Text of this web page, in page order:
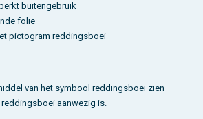
buitengebruik
folie
pictogram reddingsboei
van het symbool reddingsboei zien
aanwezig is.